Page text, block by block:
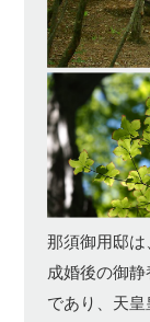
那須御用邸
成婚後の御
であり、天